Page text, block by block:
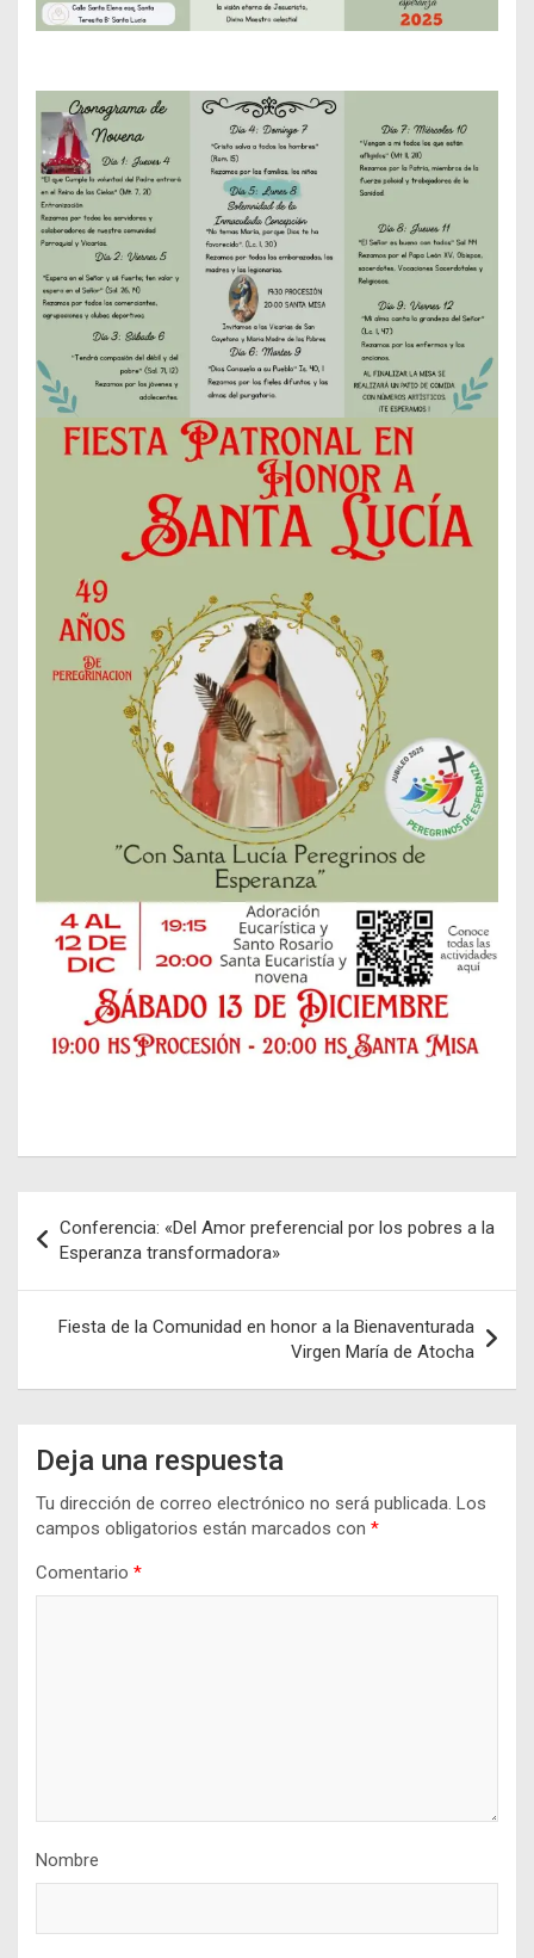
de
entradas
Conferencia: «Del Amor preferencial por los pobres a la
Esperanza transformadora»
Fiesta de la Comunidad en honor a la Bienaventurada
Virgen María de Atocha
Deja una respuesta
Tu dirección de correo electrónico no será publicada. Los
campos obligatorios están marcados con *
Comentario *
Nombre